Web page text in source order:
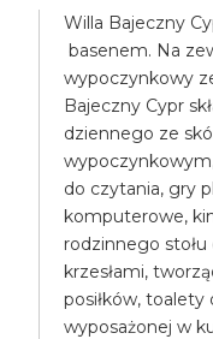
Willa Bajeczny
basenem. Na
wypoczynkowy
Bajeczny Cypr
dziennego ze
do czytania, gry
komputerowe,
rodzinnego
krzesłami,
posiłków,
wyposażonej w